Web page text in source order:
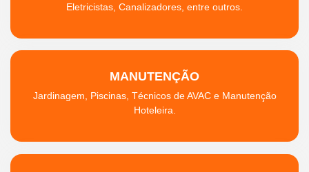
Eletricistas, Canalizadores, entre outros.
MANUTENÇÃO
Jardinagem, Piscinas, Técnicos de AVAC e Manutenção
Hoteleira.